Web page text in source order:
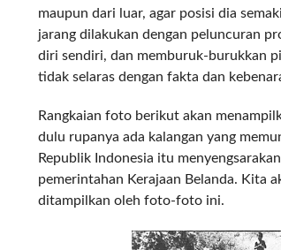
maupun dari luar, agar posisi dia
jarang dilakukan dengan peluncuran
diri sendiri, dan memburuk-burukkan
tidak selaras dengan fakta dan
Rangkaian foto berikut akan
dulu rupanya ada kalangan yang
Republik Indonesia itu
pemerintahan Kerajaan Belanda. Kita
ditampilkan oleh foto-foto ini.